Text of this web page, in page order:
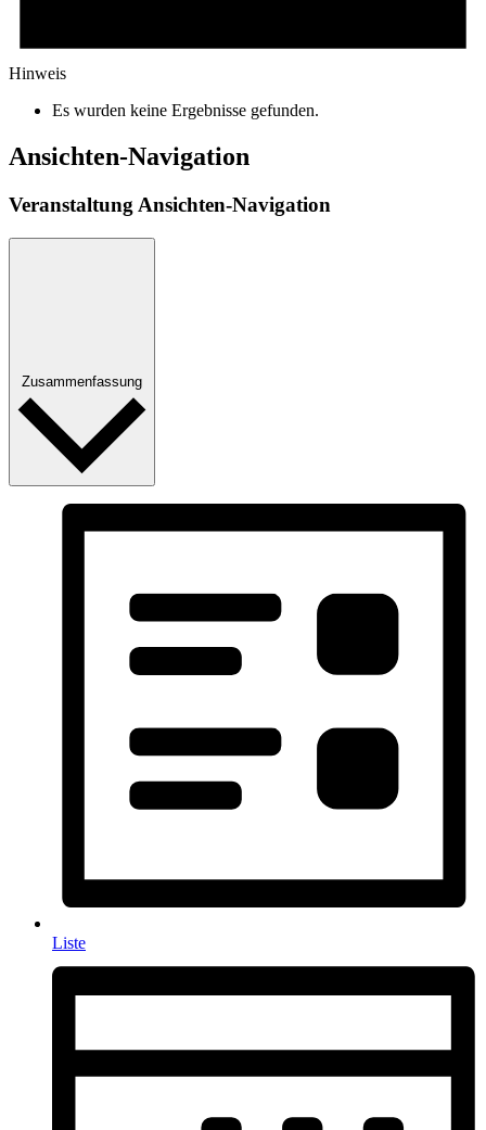
Hinweis
Es wurden keine Ergebnisse gefunden.
Ansichten-Navigation
Veranstaltung Ansichten-Navigation
Zusammenfassung
Liste